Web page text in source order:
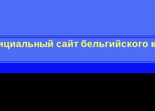
сайт бельгийского